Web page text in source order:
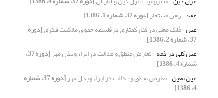
عقد رهن مستعار[دوره 37، شماره 1، 1386]
عین مُلک معنی در کنارگفتاری درفلسفه حقوق مالکیت فکری[دوره
37، شماره 2، 1386]
عین کلی در ذمه تعارض منطق و عدالت در ابراء و بذل مهر [دوره 37،
شماره 4، 1386]
عین معین تعارض منطق و عدالت در ابراء و بذل مهر [دوره 37، شماره
4، 1386]